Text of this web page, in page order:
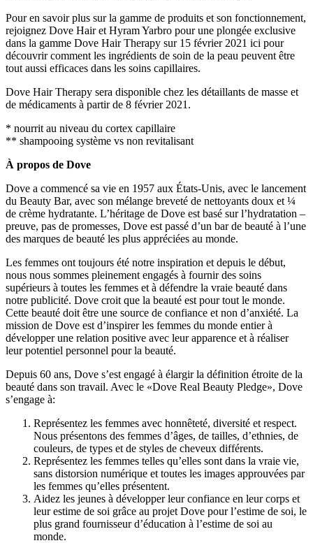
Pour en savoir plus sur la gamme de produits et son fonctionnement,
rejoignez Dove Hair et Hyram Yarbro pour une plongée exclusive
dans la gamme Dove Hair Therapy sur 15 février 2021 ici pour
découvrir comment les ingrédients de soin de la peau peuvent être
tout aussi efficaces dans les soins capillaires.
Dove Hair Therapy sera disponible chez les détaillants de masse et
de médicaments à partir de 8 février 2021 .
* nourrit au niveau du cortex capillaire
** shampooing système vs non revitalisant
À propos de Dove
Dove a commencé sa vie en 1957 aux États-Unis, avec le lancement
du Beauty Bar, avec son mélange breveté de nettoyants doux et ¼
de crème hydratante. L’héritage de Dove est basé sur l’hydratation –
preuve, pas de promesses, Dove est passé d’un bar de beauté à l’une
des marques de beauté les plus appréciées au monde.
Les femmes ont toujours été notre inspiration et depuis le début,
nous nous sommes pleinement engagés à fournir des soins
supérieurs à toutes les femmes et à défendre la vraie beauté dans
notre publicité. Dove croit que la beauté est pour tout le monde.
Cette beauté doit être une source de confiance et non d’anxiété. La
mission de Dove est d’inspirer les femmes du monde entier à
développer une relation positive avec leur apparence et à réaliser
leur potentiel personnel pour la beauté.
Depuis 60 ans, Dove s’est engagé à élargir la définition étroite de la
beauté dans son travail. Avec le «Dove Real Beauty Pledge», Dove
s’engage à:
Représentez les femmes avec honnêteté, diversité et respect.
Nous présentons des femmes d’âges, de tailles, d’ethnies, de
couleurs, de types et de styles de cheveux différents.
Représentez les femmes telles qu’elles sont dans la vraie vie,
sans distorsion numérique et toutes les images approuvées par
les femmes qu’elles présentent.
Aidez les jeunes à développer leur confiance en leur corps et
leur estime de soi grâce au projet Dove pour l’estime de soi, le
plus grand fournisseur d’éducation à l’estime de soi au
monde.